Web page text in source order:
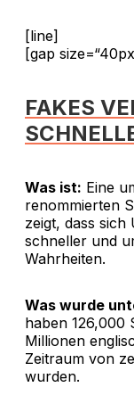
[line]
[gap
FAKES
Was ist: Eine
renommierten
zeigt, dass
schneller und
Wahrheiten.
Was wurde
haben 126,000
Millionen
Zeitraum von
wurden.